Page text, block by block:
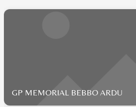
GP MEMORIAL BEBBO ARDU